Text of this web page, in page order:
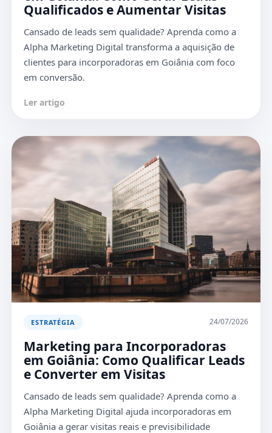
Qualificados e Aumentar Visitas
Cansado de leads sem qualidade? Aprenda como a
Alpha Marketing Digital transforma a aquisição de
clientes para incorporadoras em Goiânia com foco
em conversão.
Ler artigo
ESTRATÉGIA 24/07/2026
Marketing para Incorporadoras
em Goiânia: Como Qualificar Leads
e Converter em Visitas
Cansado de leads sem qualidade? Aprenda como a
Alpha Marketing Digital ajuda incorporadoras em
Goiânia a gerar visitas reais e previsibilidade